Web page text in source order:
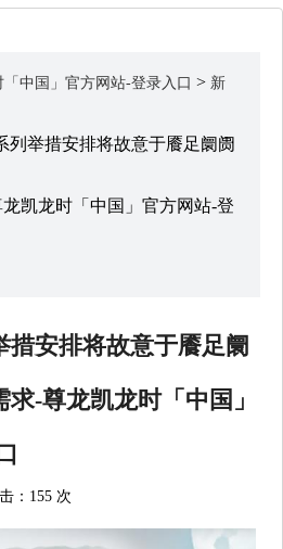
中国」官方网站-登录入口 > 新
列举措安排将故意于餍足阛阓
凯龙时「中国」官方网站-登
措安排将故意于餍足阛
-尊龙凯龙时「中国」
：155 次